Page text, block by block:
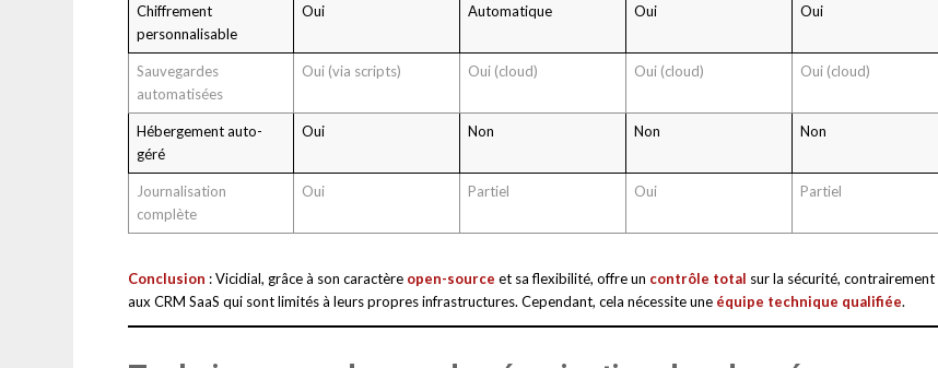
Chiffrement
personnalisable
Oui Automatique Oui Oui
Sauvegardes
automatisées
Oui (via scripts) Oui (cloud) Oui (cloud) Oui (cloud)
Hébergement auto-
géré
Oui Non Non Non
Journalisation
complète
Oui Partiel Oui Partiel
Conclusion : Vicidial, grâce à son caractère open-source et sa flexibilité, offre un contrôle total sur la sécurité, contrairement
aux CRM SaaS qui sont limités à leurs propres infrastructures. Cependant, cela nécessite une équipe technique qualifiée.